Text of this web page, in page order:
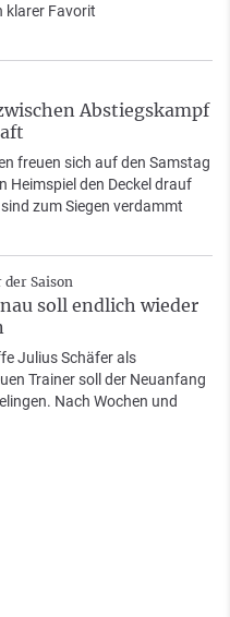
klarer Favorit
Abstiegskampf
freuen sich auf den Samstag
Heimspiel den Deckel drauf
zum Siegen verdammt
Saison
soll endlich wieder
Julius Schäfer als
Trainer soll der Neuanfang
Nach Wochen und